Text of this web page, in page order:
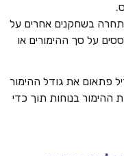
בשחקנים אחרים על
על סך ההימורים או
פתאום את גודל ההימור
בנוחות תוך כדי